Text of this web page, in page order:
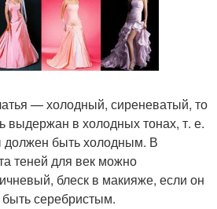
— холодный, сиреневатый, то
выдержан в холодных тонах, т. е.
должен быть холодным. В
теней для век можно
блеск в макияже, если он
быть серебристым.